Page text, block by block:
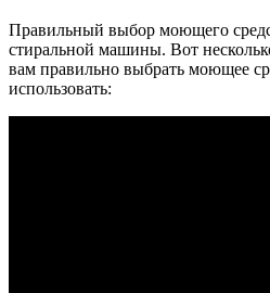
Правильный выбор моющего
стиральной машины. Вот
вам правильно выбрать моющее
использовать: